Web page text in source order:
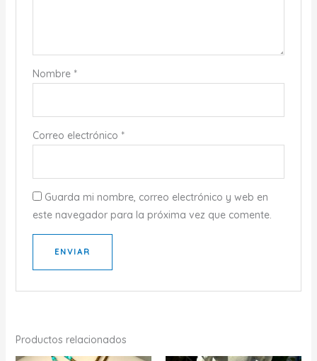
Nombre *
Correo electrónico *
Guarda mi nombre, correo electrónico y web en
este navegador para la próxima vez que comente.
Productos relacionados